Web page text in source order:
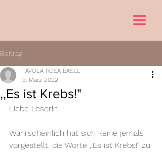
Beitrag
‚,Es ist Krebs!"
TAVOLA ROSA BASEL
9. März 2022
Liebe Leserin
Wahrscheinlich hat sich keine jemals
vorgestellt, die Worte ‚,Es ist Krebs!" zu